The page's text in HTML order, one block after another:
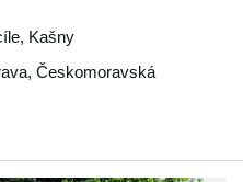
Kašny
, Českomoravská